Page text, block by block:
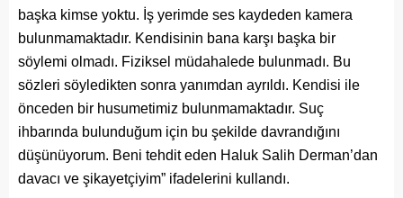
başka kimse yoktu. İş yerimde ses kaydeden kamera
bulunmamaktadır. Kendisinin bana karşı başka bir
söylemi olmadı. Fiziksel müdahalede bulunmadı. Bu
sözleri söyledikten sonra yanımdan ayrıldı. Kendisi ile
önceden bir husumetimiz bulunmamaktadır. Suç
ihbarında bulunduğum için bu şekilde davrandığını
düşünüyorum. Beni tehdit eden Haluk Salih Derman’dan
davacı ve şikayetçiyim” ifadelerini kullandı.